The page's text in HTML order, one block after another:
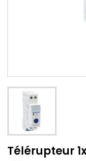
Télérupteur